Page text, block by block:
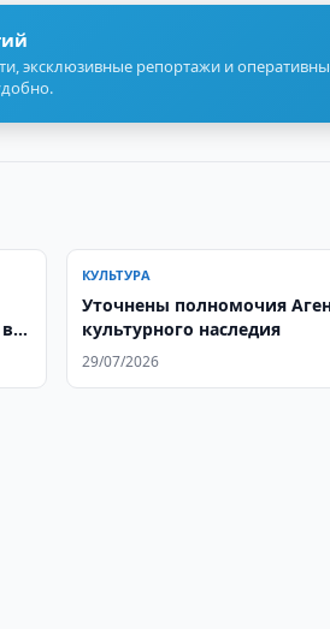
эксклюзивные репортажи и
КУЛЬТУРА
Уточнены полномочия
культурного наследия
29/07/2026